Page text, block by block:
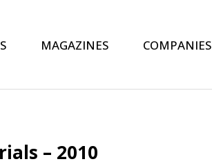
MAGAZINES COMPANIES
– 2010